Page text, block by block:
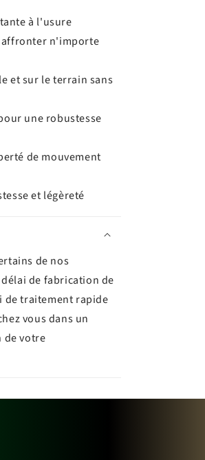
à l'usure
affronter n'importe
et sur le terrain sans
une robustesse
de mouvement
et légèreté
de nos
de fabrication de
de traitement rapide
vous dans un
de votre